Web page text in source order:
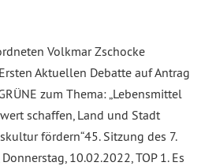
Volkmar Zschocke
Aktuellen Debatte auf Antrag
zum Thema: „Lebensmittel
schaffen, Land und Stadt
fördern“45. Sitzung des 7.
10.02.2022, TOP 1. Es